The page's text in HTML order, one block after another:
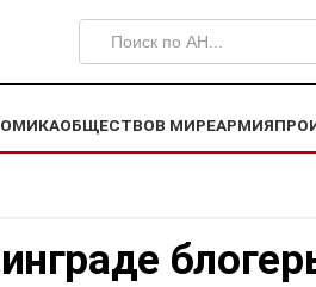
ОБЩЕСТВОВ МИРЕАРМИЯ